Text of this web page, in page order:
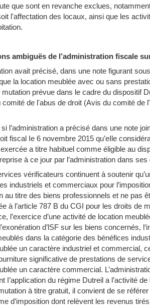
que sont en revanche exclues,
l'affectation des locaux, ainsi que les
ambiguës de l’administration fiscale
avait précisé, dans une note figurant
la location meublée avec ou sans
prévue dans le cadre du dispositif
comité de l'abus de droit (Avis du comité de
l’administration a précisé dans une note
fiscal Ie 6 novembre 2015 qu’eIle
exercée a titre habituel comme éligible au
à ce jour par l’administration dans
vérificateurs continuent à soutenir
industriels et commerciaux pour
au titre des biens professionnels et ne pas
à l’article 787 B du CGI pour les droits de
l’exercice d’une activité de location
d’lSF sur les biens concernés,
dans la catégorie des bénéfices
un caractère industriel et commercial,
significative de prestations de
un caractère commercial.
I’appIication du régime Dutreil a l’activité
à titre gratuit, il convient de se
d’imposition dont relèvent les revenus